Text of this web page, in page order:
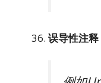
误导性注释